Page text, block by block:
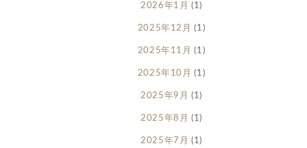
2026年1月 (1)
2025年12月 (1)
2025年11月 (1)
2025年10月 (1)
2025年9月 (1)
2025年8月 (1)
2025年7月 (1)